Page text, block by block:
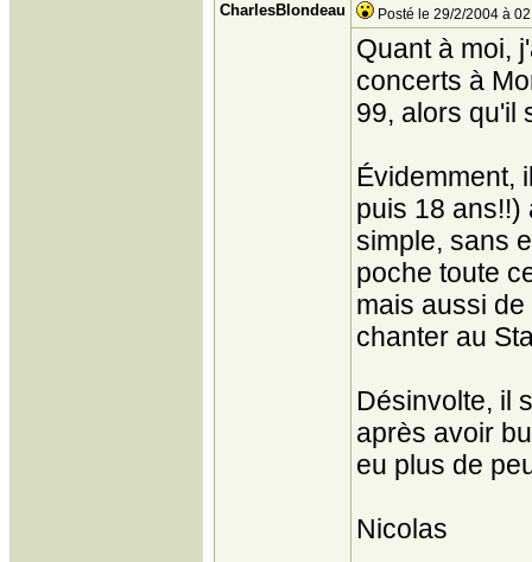
CharlesBlondeau Posté le 29/2/2004 à
Quant à moi,
concerts à
99, alors qu'il
Évidemment,
puis 18 ans!!)
simple, sans
poche toute
mais aussi
chanter au
Désinvolte, il
après avoir
eu plus de
Nicolas